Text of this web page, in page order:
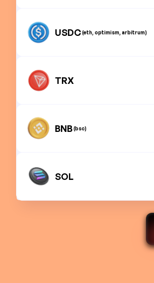
USDC(eth, optimism, arbitrum)
TRX
BNB(bsc)
SOL